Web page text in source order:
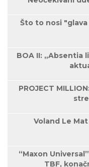
Što to nosi
BOA II: „Absentia
PROJECT
Voland Le
“Maxon
TBF,